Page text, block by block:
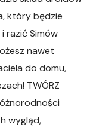
który będzie
razić Simów
nawet
do domu,
TWÓRZ
wygląd,